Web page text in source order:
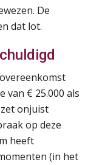
De
dat lot.
van € 25.000 als
onjuist
op deze
heeft
(in het
Summercourse: Kiezen wat bij je past, loslaten wat je niet verder helpt
Summercourse Werkkostenregeling